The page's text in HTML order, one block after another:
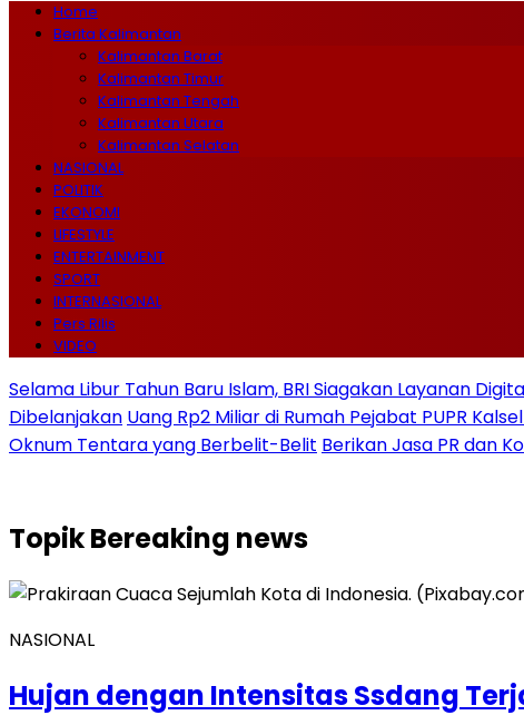
Home
Berita Kalimantan
Kalimantan Barat
Kalimantan Timur
Kalimantan Tengah
Kalimantan Utara
Kalimantan Selatan
NASIONAL
POLITIK
EKONOMI
LIFESTYLE
ENTERTAINMENT
SPORT
INTERNASIONAL
Pers Rilis
VIDEO
Selama Libur Tahun Baru Islam, BRI Siagakan Layanan
Dibelanjakan Uang Rp2 Miliar di Rumah Pejabat PUPR
Oknum Tentara yang Berbelit-Belit Berikan Jasa PR dan
TopikBereaking news
NASIONAL
Hujan dengan Intensitas Ssdang